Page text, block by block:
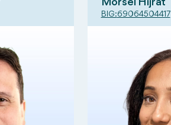
Morsel Hijrat
BIG:69064504417